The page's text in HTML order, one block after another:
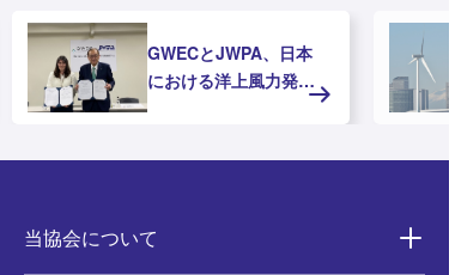
GWECとJWPA、日本
における洋上風力発電
当協会について